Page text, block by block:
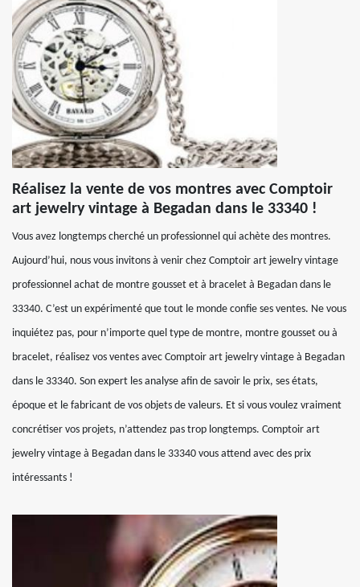
Réalisez la vente de vos montres avec Comptoir
art jewelry vintage à Begadan dans le 33340 !
Vous avez longtemps cherché un professionnel qui achète des montres.
Aujourd’hui, nous vous invitons à venir chez Comptoir art jewelry vintage
professionnel achat de montre gousset et à bracelet à Begadan dans le
33340. C’est un expérimenté que tout le monde confie ses ventes. Ne vous
inquiétez pas, pour n’importe quel type de montre, montre gousset ou à
bracelet, réalisez vos ventes avec Comptoir art jewelry vintage à Begadan
dans le 33340. Son expert les analyse afin de savoir le prix, ses états,
époque et le fabricant de vos objets de valeurs. Et si vous voulez vraiment
concrétiser vos projets, n’attendez pas trop longtemps. Comptoir art
jewelry vintage à Begadan dans le 33340 vous attend avec des prix
intéressants !